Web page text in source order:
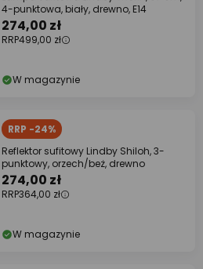
4-punktowa, biały, drewno, E14
274,00 zł
RRP499,00 zł
W magazynie
RRP -24%
Reflektor sufitowy Lindby Shiloh, 3-
punktowy, orzech/beż, drewno
274,00 zł
RRP364,00 zł
W magazynie